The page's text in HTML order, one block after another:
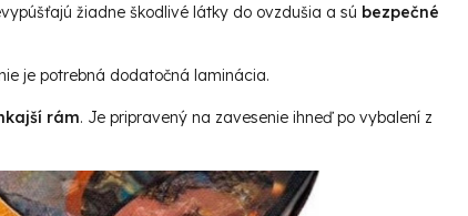
žiadne škodlivé látky do ovzdušia a sú bezpečné
je potrebná dodatočná laminácia.
rám. Je pripravený na zavesenie ihneď po vybalení z